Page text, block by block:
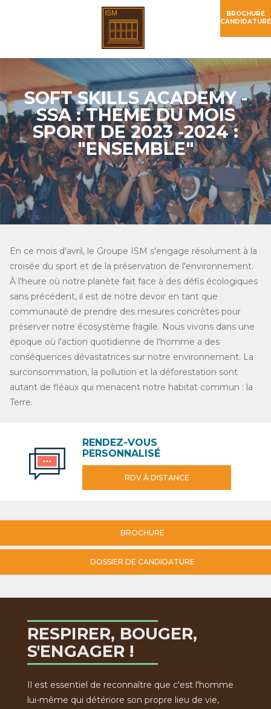
SOFT SKILLS ACADEMY -
SSA : THEME DU MOIS
SPORT DE 2023 -2024 :
"ENSEMBLE"
En ce mois d'avril, le Groupe ISM s'engage résolument à la
croisée du sport et de la préservation de l'environnement.
À l'heure où notre planète fait face à des défis écologiques
sans précédent, il est de notre devoir en tant que
communauté de prendre des mesures concrètes pour
préserver notre écosystème fragile. Nous vivons dans une
époque où l'action quotidienne de l'homme a des
conséquences dévastatrices sur notre environnement. La
surconsommation, la pollution et la déforestation sont
autant de fléaux qui menacent notre habitat commun : la
Terre.
RENDEZ-VOUS
PERSONNALISÉ
RDV À DISTANCE
BROCHURE
DOSSIER DE CANDIDATURE
RESPIRER, BOUGER,
S'ENGAGER !
Il est essentiel de reconnaître que c'est l'homme
lui-même qui détériore son propre lieu de vie,
BROCHURE
CANDIDATURE